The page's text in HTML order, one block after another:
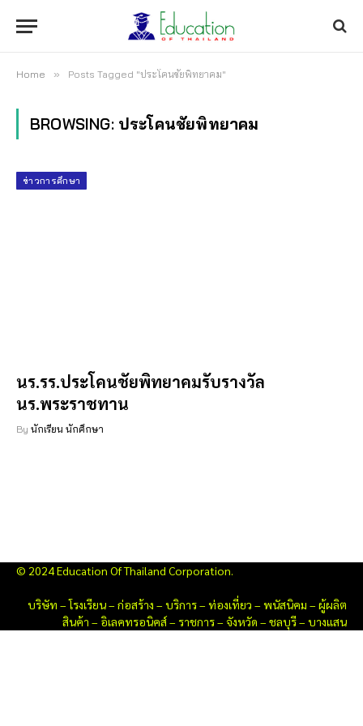
Home » Posts Tagged "ประโคนชัยพิทยาคม"
BROWSING: ประโคนชัยพิทยาคม
ข่าวการศึกษา
นร.รร.ประโคนชัยพิทยาคมรับรางวัล
นร.พระราชทาน
By นักเรียน นักศึกษา
© 2024 Education Of Thailand Corporation.
บริษัท –โรงเรียน– ก่อสร้าง – บริการ– ท่องเที่ยว – พนัสนิคม – ผู้ผลิต
สินค้า – อิเลคทรอนิคส์– ราชการ– จังหวัด – ชลบุรี– บางแสน